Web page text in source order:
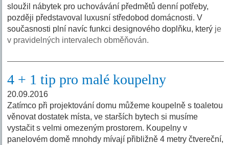
sloužil nábytek pro uchovávání předmětů denní potřeby,
později představoval luxusní středobod domácnosti. V
současnosti plní navíc funkci designového doplňku, který je
v pravidelných intervalech obměňován.
4 + 1 tip pro malé koupelny
20.09.2016
Zatímco při projektování domu můžeme koupelně s toaletou
věnovat dostatek místa, ve starších bytech si musíme
vystačit s velmi omezeným prostorem. Koupelny v
panelovém domě mnohdy mívají přibližně 4 metry čtvereční,